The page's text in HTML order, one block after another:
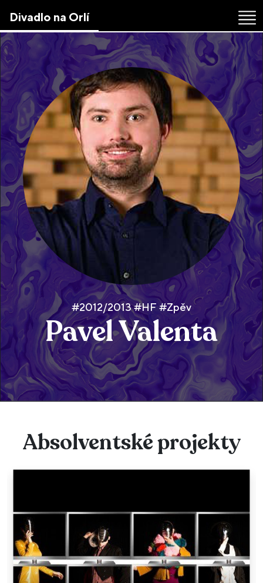
the
content
↷
Divadlo na Orlí
#2012/2013 #HF #Zpěv
Pavel Valenta
Absolventské projekty